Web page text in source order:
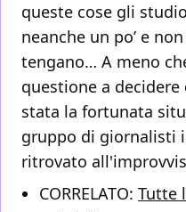
queste cose gli
neanche un po’ e
tengano… A meno
questione a
stata la fortunata
gruppo di giornalisti
ritrovato
CORRELATO: Tutte